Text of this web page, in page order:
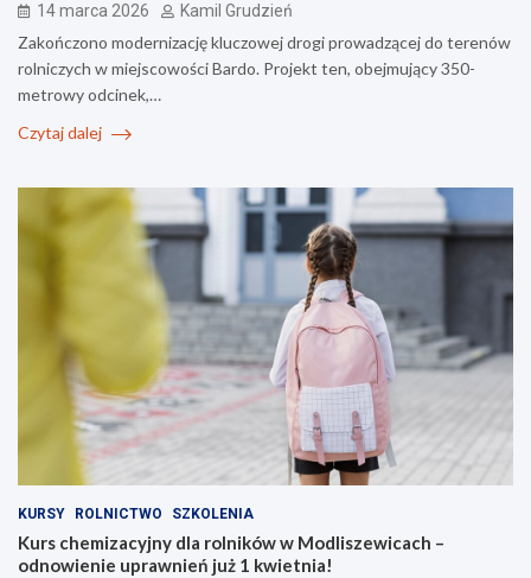
14 marca 2026 Kamil Grudzień
Zakończono modernizację kluczowej drogi prowadzącej do terenów
rolniczych w miejscowości Bardo. Projekt ten, obejmujący 350-
metrowy odcinek,…
Czytaj dalej
KURSY ROLNICTWO SZKOLENIA
Kurs chemizacyjny dla rolników w Modliszewicach –
odnowienie uprawnień już 1 kwietnia!